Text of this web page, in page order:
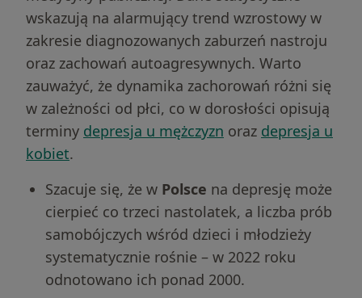
wskazują na alarmujący trend wzrostowy w
zakresie diagnozowanych zaburzeń nastroju
oraz zachowań autoagresywnych. Warto
zauważyć, że dynamika zachorowań różni się
w zależności od płci, co w dorosłości opisują
terminy depresja u mężczyzn oraz depresja u
kobiet.
Szacuje się, że w Polsce na depresję może
cierpieć co trzeci nastolatek, a liczba prób
samobójczych wśród dzieci i młodzieży
systematycznie rośnie – w 2022 roku
odnotowano ich ponad 2000.